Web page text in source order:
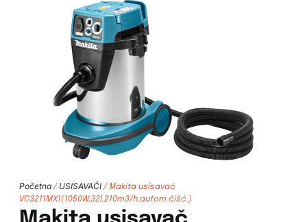
Početna/ USISAVAČI/ Makita usisavač
VC3211MX1(1050W,32l,210m3/h,autom.čišć.)